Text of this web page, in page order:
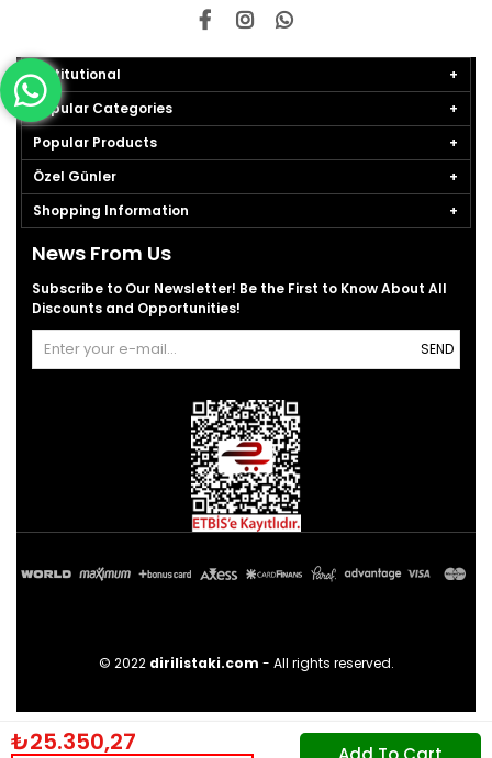
₺25.350,27
Institutional
Popular Categories
Popular Products
Özel Günler
Shopping Information
News From Us
Subscribe to Our Newsletter! Be the First to Know About All
Discounts and Opportunities!
SEND
© 2022 dirilistaki.com - All rights reserved.